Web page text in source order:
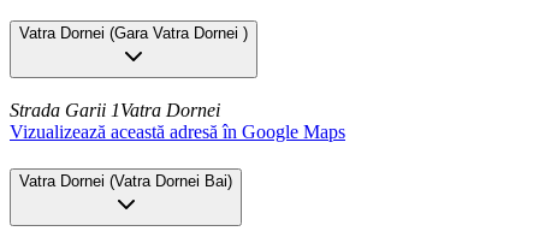
Vatra Dornei (Gara Vatra Dornei )
Strada Garii 1Vatra Dornei
Vizualizează această adresă în Google Maps
Vatra Dornei (Vatra Dornei Bai)